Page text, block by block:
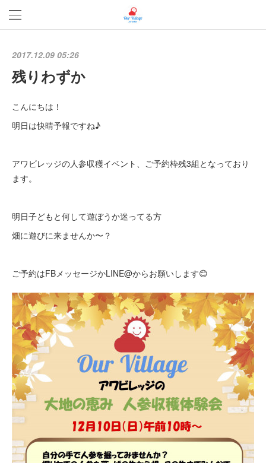
2017.12.09 05:26
残りわずか
こんにちは！
明日は快晴予報ですね♪
アワビレッジの人参収穫イベント、ご予約枠残3組となっており
ます。
明日子どもと何して遊ぼうか迷ってる方
畑に遊びに来ませんか〜？
ご予約はFBメッセージかLINE@からお願いします😊